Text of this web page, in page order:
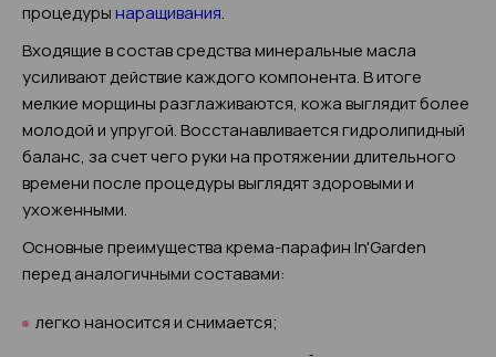
процедурынаращивания.
Входящие в состав средства минеральные масла
усиливают действие каждого компонента. В итоге
мелкие морщины разглаживаются, кожа выглядит более
молодой и упругой. Восстанавливается гидролипидный
баланс, за счет чего руки на протяжении длительного
времени после процедуры выглядят здоровыми и
ухоженными.
Основные преимущества крема-парафин In'Garden
перед аналогичными составами:
легко наносится и снимается;